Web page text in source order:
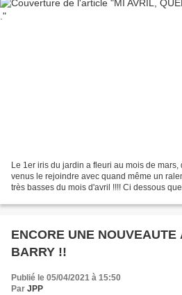
Le 1er iris du jardin a fleuri au mois de
venus le rejoindre avec quand même un
très basses du mois d'avril !!!! Ci dessous
ENCORE UNE NOUVEAUTE
BARRY !!
Publié le 05/04/2021 à 15:50
Par JPP